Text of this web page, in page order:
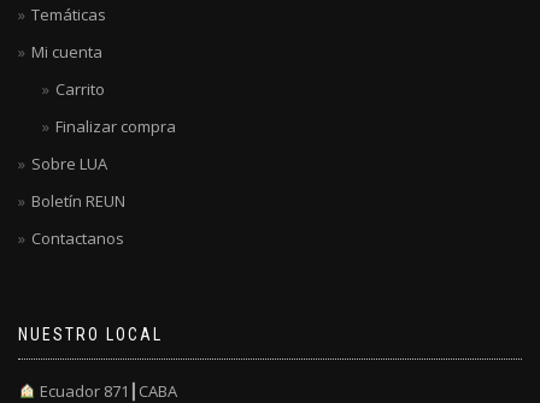
Temáticas
Mi cuenta
Carrito
Finalizar compra
Sobre LUA
Boletín REUN
Contactanos
NUESTRO LOCAL
Ecuador 871┃CABA